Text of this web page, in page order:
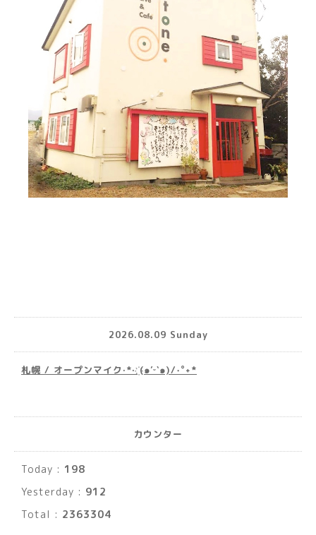
2026.08.09 Sunday
札幌 / オープンマイク·*· ҉(๑′ᵕ‵๑)/‧˚︎˖*
カウンター
Today : 198
Yesterday : 912
Total : 2363304